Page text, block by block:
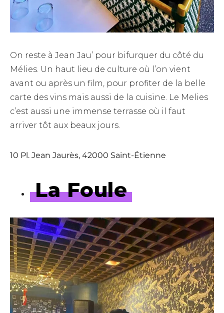
On reste à Jean Jau’ pour bifurquer du côté du
Mélies. Un haut lieu de culture où l’on vient
avant ou après un film, pour profiter de la belle
carte des vins mais aussi de la cuisine. Le Melies
c’est aussi une immense terrasse où il faut
arriver tôt aux beaux jours.
10 Pl. Jean Jaurès, 42000 Saint-Étienne
La Foule